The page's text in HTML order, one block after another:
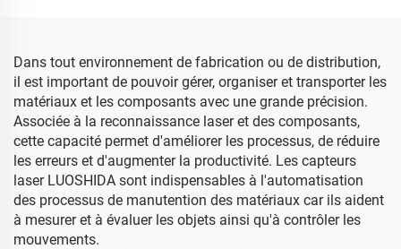
Dans tout environnement de fabrication ou de distribution,
il est important de pouvoir gérer, organiser et transporter les
matériaux et les composants avec une grande précision.
Associée à la reconnaissance laser et des composants,
cette capacité permet d'améliorer les processus, de réduire
les erreurs et d'augmenter la productivité. Les capteurs
laser LUOSHIDA sont indispensables à l'automatisation
des processus de manutention des matériaux car ils aident
à mesurer et à évaluer les objets ainsi qu'à contrôler les
mouvements.